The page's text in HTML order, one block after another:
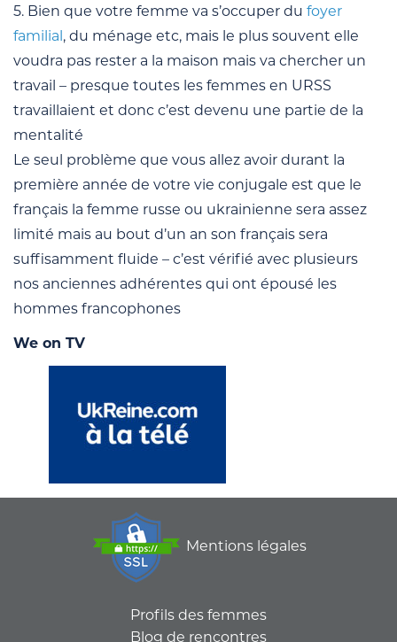
5. Bien que votre femme va s’occuper du foyer
familial, du ménage etc, mais le plus souvent elle
voudra pas rester a la maison mais va chercher un
travail – presque toutes les femmes en URSS
travaillaient et donc c’est devenu une partie de la
mentalité
Le seul problème que vous allez avoir durant la
première année de votre vie conjugale est que le
français la femme russe ou ukrainienne sera assez
limité mais au bout d’un an son français sera
suffisamment fluide – c’est vérifié avec plusieurs
nos anciennes adhérentes qui ont épousé les
hommes francophones
We on TV
Mentions légales
Profils des femmes
Blog de rencontres